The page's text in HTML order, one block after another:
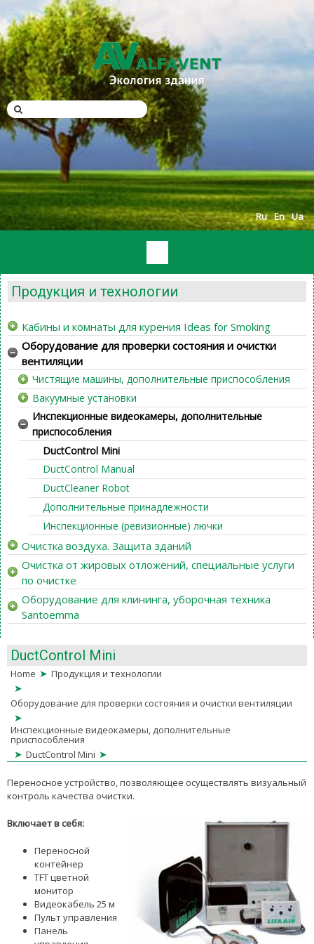
Ua
En
Ru
Продукция и технологии
Кабины и комнаты для курения Ideas for Smoking
Оборудование для проверки состояния и очистки
вентиляции
Чистящие машины, дополнительные приспособления
Вакуумные установки
Инспекционные видеокамеры, дополнительные
приспособления
DuctControl Mini
DuctControl Manual
DuctCleaner Robot
Дополнительные принадлежности
Инспекционные (ревизионные) лючки
Очистка воздуха. Защита зданий
Очистка от жировых отложений, специальные услуги
по очистке
Оборудование для клининга, уборочная техника
Santoemma
DuctControl Mini
Home ➤ Продукция и технологии
➤
Оборудование для проверки состояния и очистки вентиляции
➤
Инспекционные видеокамеры, дополнительные
приспособления
➤ DuctControl Mini ➤
Переносное устройство, позволяющее осуществлять визуальный
контроль качества очистки.
Включает в себя:
Переносной
контейнер
TFT цветной
монитор
Видеокабель 25 м
Пульт управления
Панель